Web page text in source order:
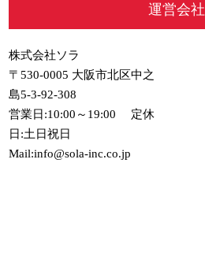
運営会社
株式会社ソラ
〒530-0005 大阪市北区中之
島5-3-92-308
営業日:10:00～19:00 定休
日:土日祝日
Mail:info@sola-inc.co.jp